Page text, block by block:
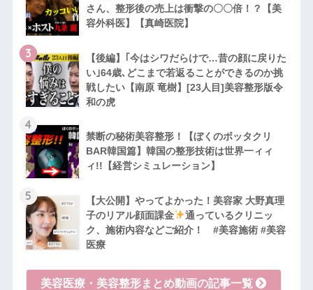
さん、整形後の売上は衝撃の〇〇倍！？【美
容外科医】【真崎医院】
3
【後編】｢今はシワだらけで…昔の顔に戻りた
い｣64歳､どこまで若返ることができるのか挑
戦したい【南原 竜樹】[23人目]美容整形版令
和の虎
4
禁断の秘術美容整形！【ぼくのボッタクリ
BAR韓国篇】韓国の整形技術は世界一ィィ
ィ!!【経営シミュレーション】
5
【大公開】やってよかった！美容家 大野真理
子のリアル顔面課金
通っているクリニッ
ク、施術内容などご紹介！ #美容施術 #美容
医療
美容医療・美容整形まとめ動画の記事一覧